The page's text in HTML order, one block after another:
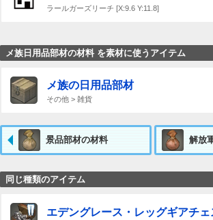
ラールガーズリーチ [X:9.6 Y:11.8]
メ族日用品部材の材料 を素材に使うアイテム
メ族の日用品部材
その他 > 雑貨
景品部材の材料 解放
同じ種類のアイテム
エデングレース・レッグギアチェ